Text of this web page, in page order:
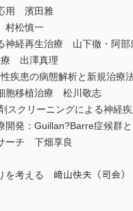
用 濱田雅
村松慎一
神経再生治療 山下徹・阿部
療 出澤真理
疾患の病態解析と新規治
胞移植治療 松川敬志
スクリーニングによる神経
開発：Guillan?Barre症候群
ーチ 下畑享良
を考える 﨑山快夫（司会）